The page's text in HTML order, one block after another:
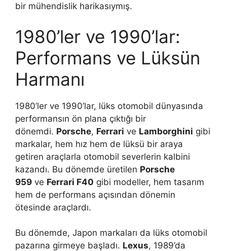
bir mühendislik harikasıymış.
1980’ler ve 1990’lar:
Performans ve Lüksün
Harmanı
1980’ler ve 1990’lar, lüks otomobil dünyasında
performansın ön plana çıktığı bir
dönemdi. Porsche, Ferrari ve Lamborghini gibi
markalar, hem hız hem de lüksü bir araya
getiren araçlarla otomobil severlerin kalbini
kazandı. Bu dönemde üretilen Porsche
959 ve Ferrari F40 gibi modeller, hem tasarım
hem de performans açısından dönemin
ötesinde araçlardı.
Bu dönemde, Japon markaları da lüks otomobil
pazarına girmeye başladı. Lexus, 1989’da